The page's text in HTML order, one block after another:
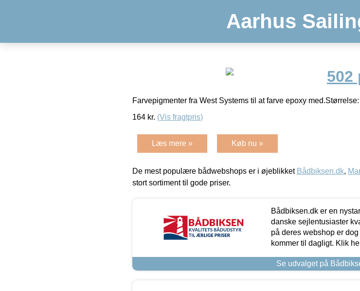
Aarhus
502
Farvepigmenter fra West Systems til at farve epoxy
164 kr. (Vis fragtpris)
Læs mere » Køb nu »
De mest populære bådwebshops er i øjeblikket Bådbiksen.dk,
stort sortiment til gode priser.
Bådbiksen.dk er en
danske sejlentusiaster
på deres webshop er
kommer til dagligt. Klik
Se udvalget på